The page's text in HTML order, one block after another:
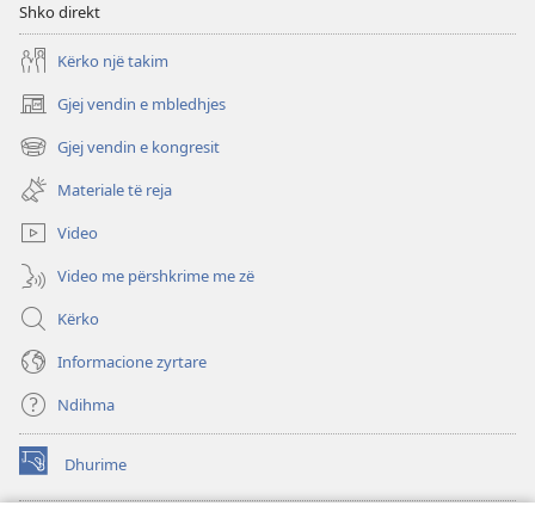
Shko direkt
Kërko një takim
Gjej vendin e mbledhjes
(hap
dritare
të
re)
Gjej vendin e kongresit
(hap
dritare
të
re)
Materiale të reja
Video
Video me përshkrime me zë
Kërko
Informacione zyrtare
Ndihma
Dhurime
(hap
dritare